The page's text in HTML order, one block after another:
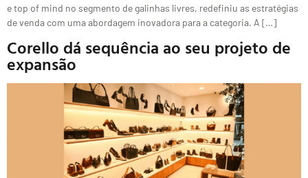
e top of mind no segmento de galinhas livres, redefiniu as estratégias
de venda com uma abordagem inovadora para a categoria. A […]
Corello dá sequência ao seu projeto de
expansão